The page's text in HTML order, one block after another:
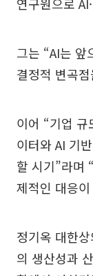
연구원으로
그는 “AI는 앞
결정적 변곡
이어 “기업
이터와 AI 기
할 시기”라며
제적인 대응
정기옥 대한
의 생산성과